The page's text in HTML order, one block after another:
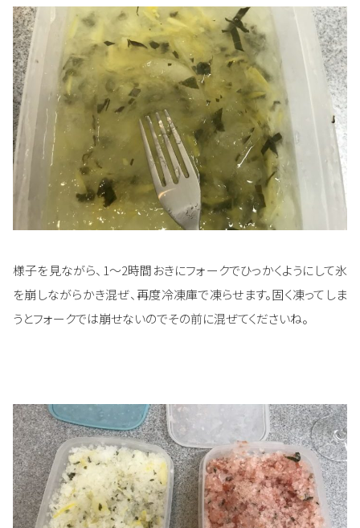
様子を見ながら、1～2時間おきにフォークでひっかくようにして氷
を崩しながらかき混ぜ、再度冷凍庫で凍らせます。固く凍ってしま
うとフォークでは崩せないのでその前に混ぜてくださいね。